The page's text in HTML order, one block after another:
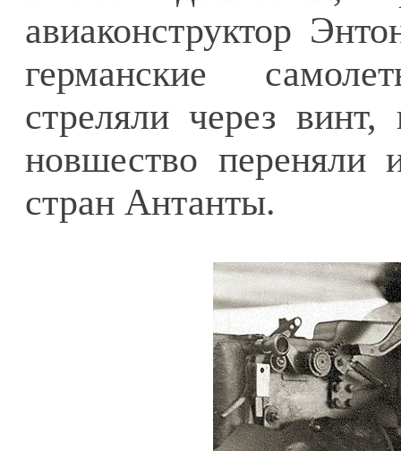
авиаконструктор
германские
стреляли через
новшество переняли
стран Антанты.